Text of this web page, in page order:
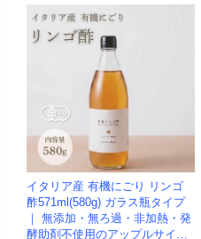
イタリア産 有機にごり リンゴ
酢571ml(580g) ガラス瓶タイプ
｜ 無添加・無ろ過・非加熱・発
酵助剤不使用のアップルサイダ